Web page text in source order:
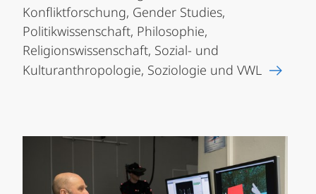
Konfliktforschung, Gender Studies,
Politikwissenschaft, Philosophie,
Religionswissenschaft, Sozial- und
Kulturanthropologie, Soziologie und VWL